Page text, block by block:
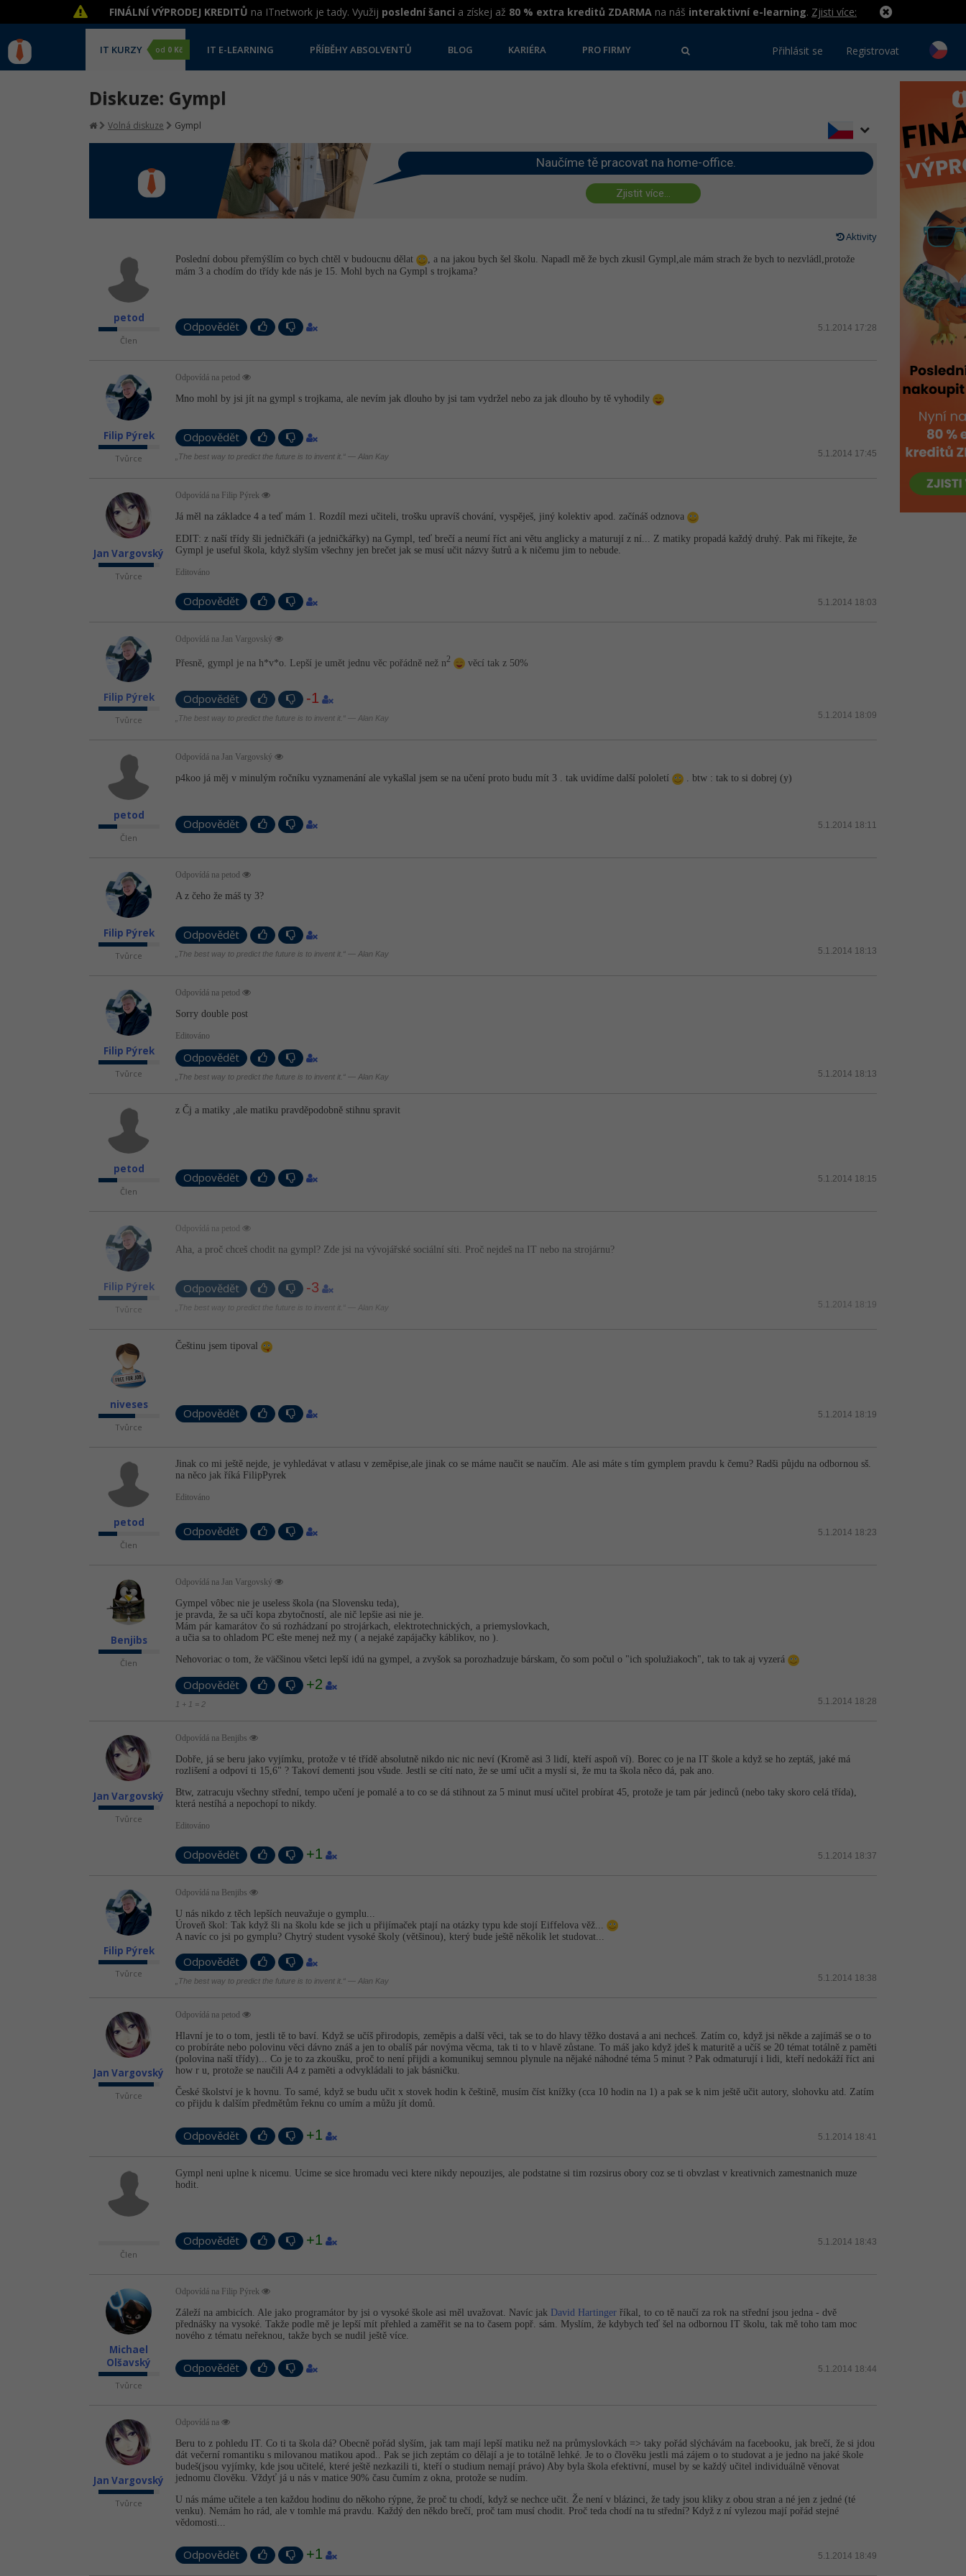
FINÁLNÍ VÝPRODEJ KREDITŮ na ITnetwork je tady. Využij poslední šanci a získej až 80 % extra kreditů ZDARMA na náš interaktivní e-learning. Zjisti více:
IT KURZY od 0 Kč IT E-LEARNING PŘÍBĚHY ABSOLVENTŮ BLOG KARIÉRA PRO FIRMY Přihlásit se Registrovat
Diskuze: Gympl
Volná diskuze Gympl
Naučíme tě pracovat na home-office.
Zjistit více...
Aktivity
petod
Člen
Poslední dobou přemýšlím co bych chtěl v budoucnu dělat
, a na jakou bych šel školu. Napadl mě že bych zkusil Gympl,ale mám strach že bych to nezvládl,protože
mám 3 a chodím do třídy kde nás je 15. Mohl bych na Gympl s trojkama?
Odpovědět 5.1.2014 17:28
Filip Pýrek
Tvůrce
Odpovídá na petod
Mno mohl by jsi jít na gympl s trojkama, ale nevím jak dlouho by jsi tam vydržel nebo za jak dlouho by tě vyhodily
Odpovědět
5.1.2014 17:45
„The best way to predict the future is to invent it.“ — Alan Kay
Jan Vargovský
Tvůrce
Odpovídá na Filip Pýrek
Já měl na základce 4 a teď mám 1. Rozdíl mezi učiteli, trošku upravíš chování, vyspěješ, jiný kolektiv apod. začínáš odznova
EDIT: z naší třídy šli jedničkáři (a jedničkářky) na Gympl, teď brečí a neumí říct ani větu anglicky a maturují z ní... Z matiky propadá každý druhý. Pak mi říkejte, že
Gympl je useful škola, když slyším všechny jen brečet jak se musí učit názvy šutrů a k ničemu jim to nebude.
Editováno
Odpovědět 5.1.2014 18:03
Filip Pýrek
Tvůrce
Odpovídá na Jan Vargovský
Přesně, gympl je na h*v*o. Lepší je umět jednu věc pořádně než n2 věcí tak z 50%
Odpovědět -1
5.1.2014 18:09
„The best way to predict the future is to invent it.“ — Alan Kay
petod
Člen
Odpovídá na Jan Vargovský
p4koo já měj v minulým ročníku vyznamenání ale vykašlal jsem se na učení proto budu mít 3 . tak uvidíme další pololetí . btw : tak to si dobrej (y)
Odpovědět 5.1.2014 18:11
Filip Pýrek
Tvůrce
Odpovídá na petod
A z čeho že máš ty 3?
Odpovědět
5.1.2014 18:13
„The best way to predict the future is to invent it.“ — Alan Kay
Filip Pýrek
Tvůrce
Odpovídá na petod
Sorry double post
Editováno
Odpovědět
5.1.2014 18:13
„The best way to predict the future is to invent it.“ — Alan Kay
petod
Člen
z Čj a matiky ,ale matiku pravděpodobně stihnu spravit
Odpovědět 5.1.2014 18:15
Filip Pýrek
Tvůrce
Odpovídá na petod
Aha, a proč chceš chodit na gympl? Zde jsi na vývojářské sociální síti. Proč nejdeš na IT nebo na strojárnu?
Odpovědět -3
5.1.2014 18:19
„The best way to predict the future is to invent it.“ — Alan Kay
niveses
Tvůrce
Češtinu jsem tipoval
Odpovědět 5.1.2014 18:19
petod
Člen
Jinak co mi ještě nejde, je vyhledávat v atlasu v zeměpise,ale jinak co se máme naučit se naučím. Ale asi máte s tím gymplem pravdu k čemu? Radši půjdu na odbornou sš.
na něco jak říká FilipPyrek
Editováno
Odpovědět 5.1.2014 18:23
Benjibs
Člen
Odpovídá na Jan Vargovský
Gympel vôbec nie je useless škola (na Slovensku teda),
je pravda, že sa učí kopa zbytočností, ale nič lepšie asi nie je.
Mám pár kamarátov čo sú rozhádzaní po strojárkach, elektrotechnických, a priemyslovkach,
a učia sa to ohladom PC ešte menej než my ( a nejaké zapájačky káblikov, no ).
Nehovoriac o tom, že väčšinou všetci lepší idú na gympel, a zvyšok sa porozhadzuje bárskam, čo som počul o "ich spolužiakoch", tak to tak aj vyzerá
Odpovědět +2
5.1.2014 18:28
1 + 1 = 2
Jan Vargovský
Tvůrce
Odpovídá na Benjibs
Dobře, já se beru jako vyjímku, protože v té třídě absolutně nikdo nic nic neví (Kromě asi 3 lidí, kteří aspoň ví). Borec co je na IT škole a když se ho zeptáš, jaké má
rozlišení a odpoví ti 15,6" ? Takoví dementi jsou všude. Jestli se cítí nato, že se umí učit a myslí si, že mu ta škola něco dá, pak ano.
Btw, zatracuju všechny střední, tempo učení je pomalé a to co se dá stihnout za 5 minut musí učitel probírat 45, protože je tam pár jedinců (nebo taky skoro celá třída),
která nestíhá a nepochopí to nikdy.
Editováno
Odpovědět +1 5.1.2014 18:37
Filip Pýrek
Tvůrce
Odpovídá na Benjibs
U nás nikdo z těch lepších neuvažuje o gymplu...
Úroveň škol: Tak když šli na školu kde se jich u přijímaček ptají na otázky typu kde stojí Eiffelova věž...
A navíc co jsi po gymplu? Chytrý student vysoké školy (většinou), který bude ještě několik let studovat...
Odpovědět
5.1.2014 18:38
„The best way to predict the future is to invent it.“ — Alan Kay
Jan Vargovský
Tvůrce
Odpovídá na petod
Hlavní je to o tom, jestli tě to baví. Když se učíš přirodopis, zeměpis a další věci, tak se to do hlavy těžko dostavá a ani nechceš. Zatím co, když jsi někde a zajímáš se o to
co probíráte nebo polovinu věci dávno znáš a jen to obalíš pár novýma věcma, tak ti to v hlavě zůstane. To máš jako když jdeš k maturitě a učíš se 20 témat totálně z paměti
(polovina naší třídy)... Co je to za zkoušku, proč to není přijdi a komunikuj semnou plynule na nějaké náhodné téma 5 minut ? Pak odmaturují i lidi, kteří nedokáží říct ani
how r u, protože se naučili A4 z paměti a odvykládali to jak básničku.
České školství je k hovnu. To samé, když se budu učit x stovek hodin k češtině, musím číst knížky (cca 10 hodin na 1) a pak se k nim ještě učit autory, slohovku atd. Zatím
co přijdu k dalším předmětům řeknu co umím a můžu jít domů.
Odpovědět +1 5.1.2014 18:41
Člen
Gympl neni uplne k nicemu. Ucime se sice hromadu veci ktere nikdy nepouzijes, ale podstatne si tim rozsirus obory coz se ti obvzlast v kreativnich zamestnanich muze
hodit.
Odpovědět +1 5.1.2014 18:43
Michael
Olšavský
Tvůrce
Odpovídá na Filip Pýrek
Záleží na ambicích. Ale jako programátor by jsi o vysoké škole asi měl uvažovat. Navíc jak David Hartinger říkal, to co tě naučí za rok na střední jsou jedna - dvě
přednášky na vysoké. Takže podle mě je lepší mít přehled a zaměřit se na to časem popř. sám. Myslím, že kdybych teď šel na odbornou IT školu, tak mě toho tam moc
nového z tématu neřeknou, takže bych se nudil ještě více.
Odpovědět 5.1.2014 18:44
Jan Vargovský
Tvůrce
Odpovídá na
Beru to z pohledu IT. Co ti ta škola dá? Obecně pořád slyším, jak tam mají lepší matiku než na průmyslovkách => taky pořád slýchávám na facebooku, jak brečí, že si jdou
dát večerní romantiku s milovanou matikou apod.. Pak se jich zeptám co dělají a je to totálně lehké. Je to o člověku jestli má zájem o to studovat a je jedno na jaké škole
budeš(jsou vyjímky, kde jsou učitelé, které ještě nezkazili ti, kteří o studium nemají právo) Aby byla škola efektivní, musel by se každý učitel individuálně věnovat
jednomu člověku. Vždyť já u nás v matice 90% času čumím z okna, protože se nudím.
U nás máme učitele a ten každou hodinu do někoho rýpne, že proč tu chodí, když se nechce učit. Že není v blázinci, že tady jsou kliky z obou stran a né jen z jedné (té
venku). Nemám ho rád, ale v tomhle má pravdu. Každý den někdo brečí, proč tam musí chodit. Proč teda chodí na tu střední? Když z ní vylezou mají pořád stejné
vědomosti...
Odpovědět +1 5.1.2014 18:49